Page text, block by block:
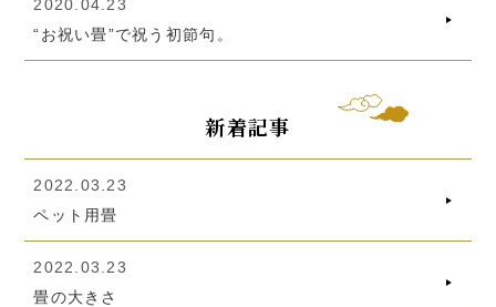
2020.04.23
“お祝い畳”で祝う初節句。
新着記事
2022.03.23
ペット用畳
2022.03.23
畳の大きさ